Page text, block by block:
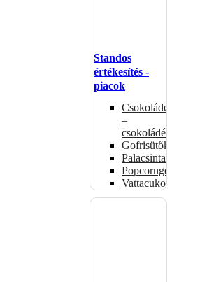
Standos
értékesítés -
piacok
Csokoládémelegítők
–
csokoládéadagolók
Gofrisütők
Palacsintasütők
Popcorngépek
Vattacukorgép